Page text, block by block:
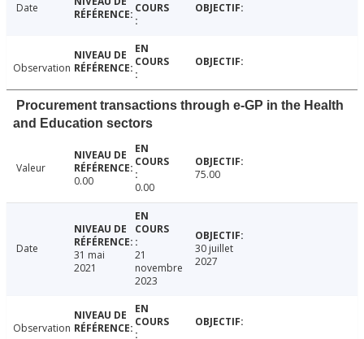
Date
Observation
Procurement transactions through e-GP in the Health
and Education sectors
Valeur
0.00
0.00
75.00
Date
31 mai
2021
21
novembre
2023
30 juillet
2027
Observation